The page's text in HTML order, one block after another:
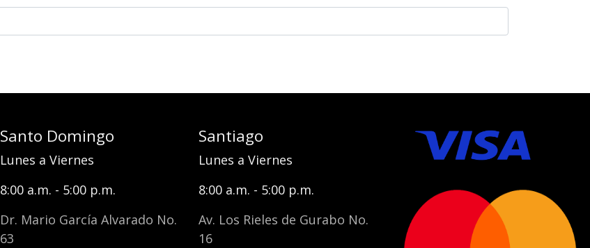
Santo Domingo
Lunes a Viernes
8:00 a.m. - 5:00 p.m.
Dr. Mario García Alvarado No.
63
Santiago
Lunes a Viernes
8:00 a.m. - 5:00 p.m.
Av. Los Rieles de Gurabo No.
16